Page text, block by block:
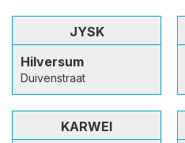
JYSK
Hilversum
Duivenstraat
KARWEI